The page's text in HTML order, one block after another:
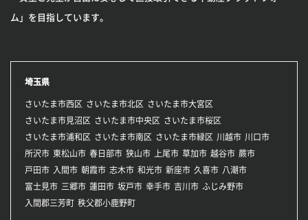
ム」を目指しています。
埼玉県
さいたま市西区 さいたま市北区
さいたま市大宮区
さいたま市見沼区
さいたま市中央区
さいたま市桜区
さいたま市浦和区
さいたま市南区 さいたま市緑区 川越市 川口市
所沢市 東松山市 春日部市 狭山市 上尾市 草加市 越谷市 蕨市
戸田市 入間市 朝霞市 志木市 和光市 新座市 久喜市 八潮市
富士見市 三郷市 蓮田市 坂戸市 幸手市 吉川市 ふじみ野市
入間郡三芳町 秩父郡小鹿野町